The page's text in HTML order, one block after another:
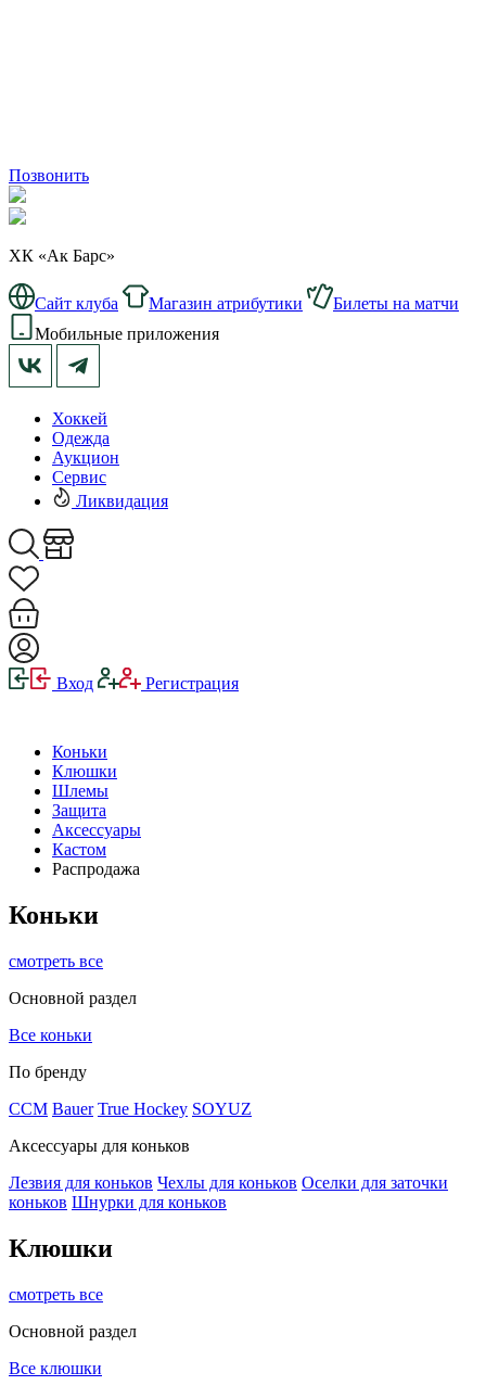
Позвонить
ХК «Ак Барс»
Сайт клуба Магазин атрибутики
Билеты на матчи
Мобильные приложения
Хоккей
Одежда
Аукцион
Сервис
Ликвидация
Вход Регистрация
Коньки
Клюшки
Шлемы
Защита
Аксессуары
Кастом
Распродажа
Коньки
смотреть все
Основной раздел
Все коньки
По бренду
ССМ Bauer True Hockey SOYUZ
Аксессуары для коньков
Лезвия для коньков Чехлы для коньков Оселки для заточки
коньков Шнурки для коньков
Клюшки
смотреть все
Основной раздел
Все клюшки